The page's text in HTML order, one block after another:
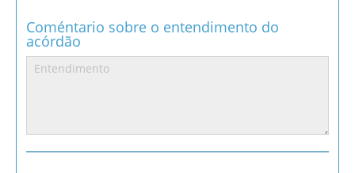
Coméntario sobre o entendimento do
acórdão